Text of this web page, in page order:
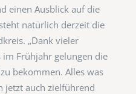
einen Ausblick auf die
natürlich derzeit die
„Dank vieler
im Frühjahr gelungen die
bekommen. Alles was
jetzt auch zielführend